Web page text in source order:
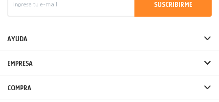
SUSCRIBIRME
AYUDA
EMPRESA
COMPRA